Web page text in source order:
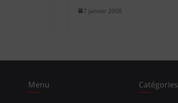
7 janvier 2008
Menu Catégories